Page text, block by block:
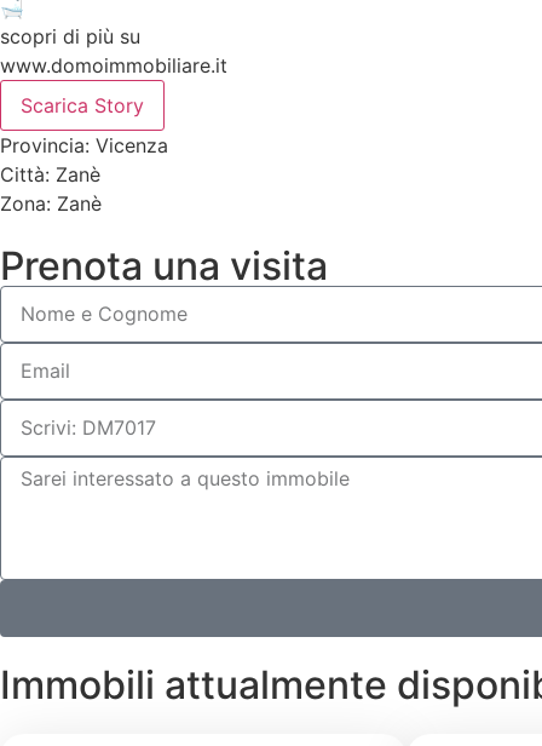
🛁
scopri di più su
www.domoimmobiliare.it
Scarica Story
Provincia: Vicenza
Città: Zanè
Zona: Zanè
Prenota una visita
Immobili attualmente